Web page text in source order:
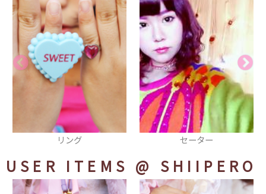
セーター 缶バッヂ
USER ITEMS @ SHIIPERO